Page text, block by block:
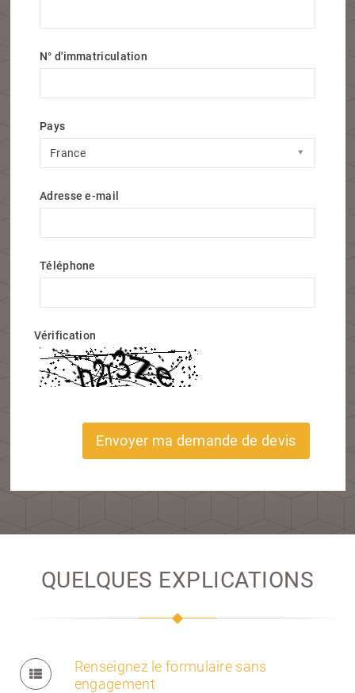
N° d'immatriculation
Pays
France
Pays
Adresse e-mail
Téléphone
Vérification
Envoyer ma demande de devis
QUELQUES EXPLICATIONS
Renseignez le formulaire sans
engagement